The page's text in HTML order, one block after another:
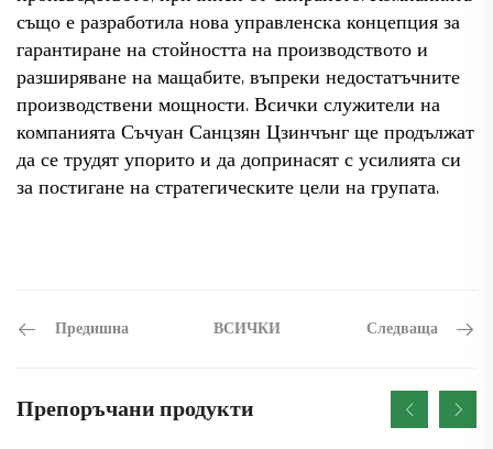
също е разработила нова управленска концепция за
гарантиране на стойността на производството и
разширяване на мащабите, въпреки недостатъчните
производствени мощности. Всички служители на
компанията Съчуан Санцзян Цзинчънг ще продължат
да се трудят упорито и да допринасят с усилията си
за постигане на стратегическите цели на групата.
Предишна ВСИЧКИ Следваща
Препоръчани продукти